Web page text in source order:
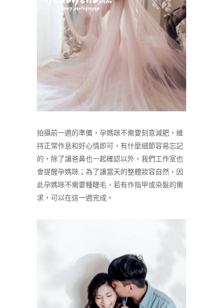
拍攝前一週的準備，孕媽咪不需要刻意減肥，維
持正常作息和好心情即可，有什麼細節容易忘記
的，除了讓爸鼻也一起確認以外，我們工作室也
會提醒孕媽咪；為了讓當天的整體妝容自然，因
此孕媽咪不需要種睫毛，若有作指甲或染髮的需
求，可以在這一週完成。